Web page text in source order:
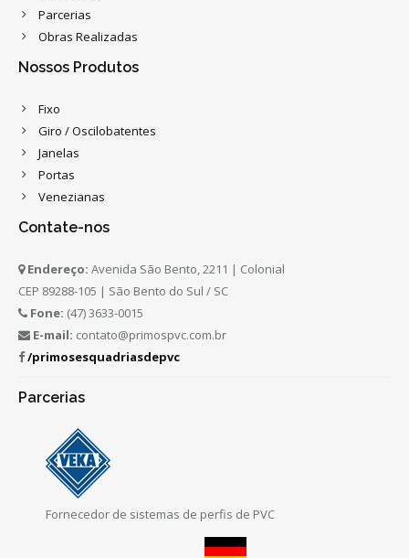
Parcerias
Obras Realizadas
Nossos Produtos
Fixo
Giro / Oscilobatentes
Janelas
Portas
Venezianas
Contate-nos
Endereço: Avenida São Bento, 2211 | Colonial
CEP 89288-105 | São Bento do Sul / SC
Fone: (47) 3633-0015
E-mail: contato@primospvc.com.br
/primosesquadriasdepvc
Parcerias
Fornecedor de sistemas de perfis de PVC